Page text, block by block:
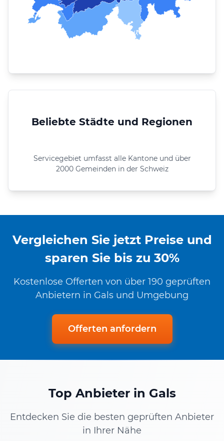
Beliebte Städte und Regionen
Servicegebiet umfasst alle Kantone und über
2000 Gemeinden in der Schweiz
Vergleichen Sie jetzt Preise und
sparen Sie bis zu 30%
Kostenlose Offerten von über 190 geprüften
Anbietern in Gals und Umgebung
Offerten anfordern
Top Anbieter in Gals
Entdecken Sie die besten geprüften Anbieter
in Ihrer Nähe